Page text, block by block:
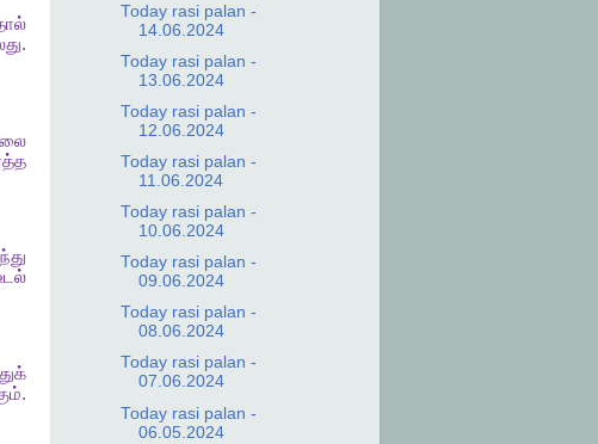
.
.
Today rasi palan -
14.06.2024
Today rasi palan -
13.06.2024
Today rasi palan -
12.06.2024
Today rasi palan -
11.06.2024
Today rasi palan -
10.06.2024
Today rasi palan -
09.06.2024
Today rasi palan -
08.06.2024
Today rasi palan -
07.06.2024
Today rasi palan -
06.05.2024